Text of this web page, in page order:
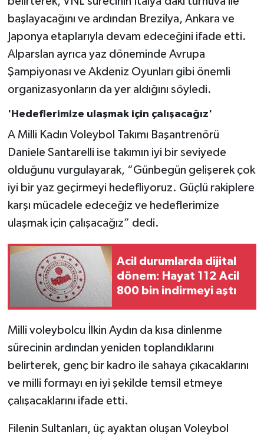
başlayacağını ve ardından Brezilya, Ankara ve
Japonya etaplarıyla devam edeceğini ifade etti.
Alparslan ayrıca yaz döneminde Avrupa
Şampiyonası ve Akdeniz Oyunları gibi önemli
organizasyonların da yer aldığını söyledi.
'Hedeflerimize ulaşmak için çalışacağız'
A Milli Kadın Voleybol Takımı Başantrenörü
Daniele Santarelli ise takımın iyi bir seviyede
olduğunu vurgulayarak, “Günbegün gelişerek çok
iyi bir yaz geçirmeyi hedefliyoruz. Güçlü rakiplere
karşı mücadele edeceğiz ve hedeflerimize
ulaşmak için çalışacağız” dedi.
Acil durumlarda dijital
dönem: Hayat 112 Acil
800 bin indirmeyi aştı
Milli voleybolcu İlkin Aydın da kısa dinlenme
sürecinin ardından yeniden toplandıklarını
belirterek, genç bir kadro ile sahaya çıkacaklarını
ve milli formayı en iyi şekilde temsil etmeye
çalışacaklarını ifade etti.
Filenin Sultanları, üç ayaktan oluşan Voleybol